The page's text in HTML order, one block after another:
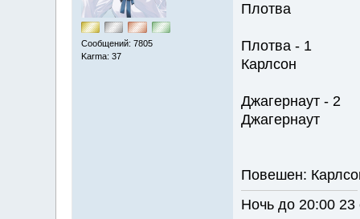
Сообщений: 7805
Karma: 37
Плотва
Плотва - 1
Карлсон
Джагернаут - 2
Джагернаут
Повешен:
Ночь до 20:00 23